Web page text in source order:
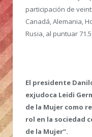
participación de
Canadá, Alemania,
Rusia, al puntuar
El presidente
exjudoca Leidi
de la Mujer como
rol en la sociedad
de la Mujer”.